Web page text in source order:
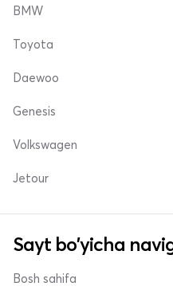
BMW
Toyota
Daewoo
Genesis
Volkswagen
Jetour
Sayt bo'yicha
Bosh sahifa